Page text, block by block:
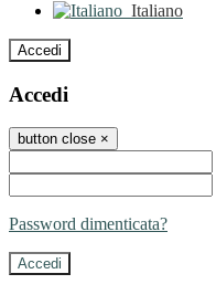
Italiano
Accedi
Accedi
button close ×
Password dimenticata?